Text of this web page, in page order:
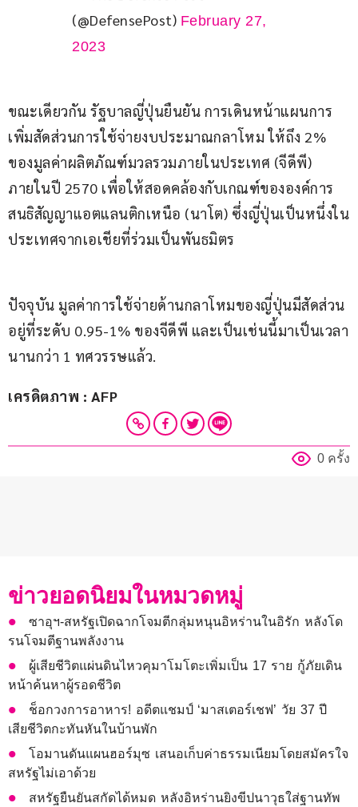
(@DefensePost) February 27,
2023
ขณะเดียวกัน รัฐบาลญี่ปุ่นยืนยัน การเดินหน้าแผนการ
เพิ่มสัดส่วนการใช้จ่ายงบประมาณกลาโหม ให้ถึง 2%
ของมูลค่าผลิตภัณฑ์มวลรวมภายในประเทศ (จีดีพี)
ภายในปี 2570 เพื่อให้สอดคล้องกับเกณฑ์ขององค์การ
สนธิสัญญาแอตแลนติกเหนือ (นาโต) ซึ่งญี่ปุ่นเป็นหนึ่งใน
ประเทศจากเอเชียที่ร่วมเป็นพันธมิตร
ปัจจุบัน มูลค่าการใช้จ่ายด้านกลาโหมของญี่ปุ่นมีสัดส่วน
อยู่ที่ระดับ 0.95-1% ของจีดีพี และเป็นเช่นนี้มาเป็นเวลา
นานกว่า 1 ทศวรรษแล้ว.
เครดิตภาพ : AFP
0 ครั้ง
ข่าวยอดนิยมในหมวดหมู่
ซาอุฯ-สหรัฐเปิดฉากโจมตีกลุ่มหนุนอิหร่านในอิรัก หลังโด
รนโจมตีฐานพลังงาน
ผู้เสียชีวิตแผ่นดินไหวคุมาโมโตะเพิ่มเป็น 17 ราย กู้ภัยเดิน
หน้าค้นหาผู้รอดชีวิต
ช็อกวงการอาหาร! อดีตแชมป์ ‘มาสเตอร์เชฟ’ วัย 37 ปี
เสียชีวิตกะทันหันในบ้านพัก
โอมานดันแผนฮอร์มุซ เสนอเก็บค่าธรรมเนียมโดยสมัครใจ
สหรัฐไม่เอาด้วย
สหรัฐยืนยันสกัดได้หมด หลังอิหร่านยิงขีปนาวุธใส่ฐานทัพ